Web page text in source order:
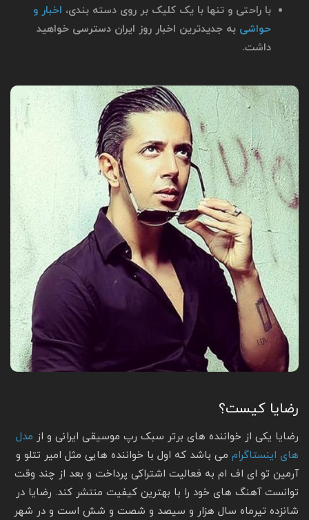
با راحتی و تنها با یک کلیک بر روی دسته بندی، اخبار و
حواشی به جدیدترین اخبار روز ایران دسترسی خواهید
داشت.
رضایا کیست؟
رضایا یکی از خواننده های برتر سبک رپ موسیقی ایرانی و از مدل
های اینستاگرام می باشد که اول با خواننده هایی مثل امیر تتلو و
آرمین تو ای اف ام به فعالیت اشتراکی پرداخت و بعد از چند وقت
توانست آهنگ های خود را با بهترین کیفیت منتشر کند. رضایا در
شانزده تیرماه سال هزار و سیصد و شصت و شش است و در شهر